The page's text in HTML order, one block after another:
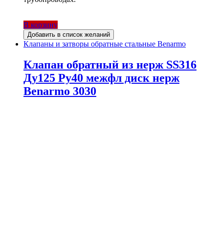
В корзину
Добавить в список желаний
Клапаны и затворы обратные стальные Benarmo
Клапан обратный из нерж SS316
Ду125 Ру40 межфл диск нерж
Benarmo 3030